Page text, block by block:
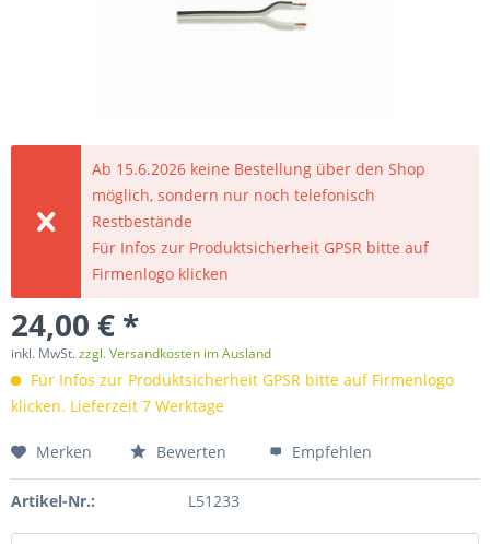
Ab 15.6.2026 keine Bestellung über den Shop
möglich, sondern nur noch telefonisch
Restbestände
Für Infos zur Produktsicherheit GPSR bitte auf
Firmenlogo klicken
24,00 € *
inkl. MwSt.zzgl. Versandkosten im Ausland
Für Infos zur Produktsicherheit GPSR bitte auf Firmenlogo
klicken. Lieferzeit 7 Werktage
Merken Bewerten Empfehlen
Artikel-Nr.: L51233